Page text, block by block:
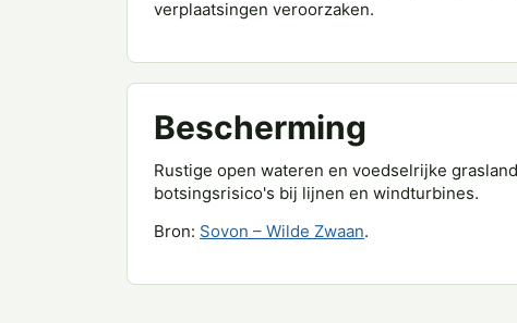
verplaatsingen veroorzaken.
Bescherming
Rustige open wateren en voedselrijke
botsingsrisico's bij lijnen en windturbines.
Bron: Sovon – Wilde Zwaan.